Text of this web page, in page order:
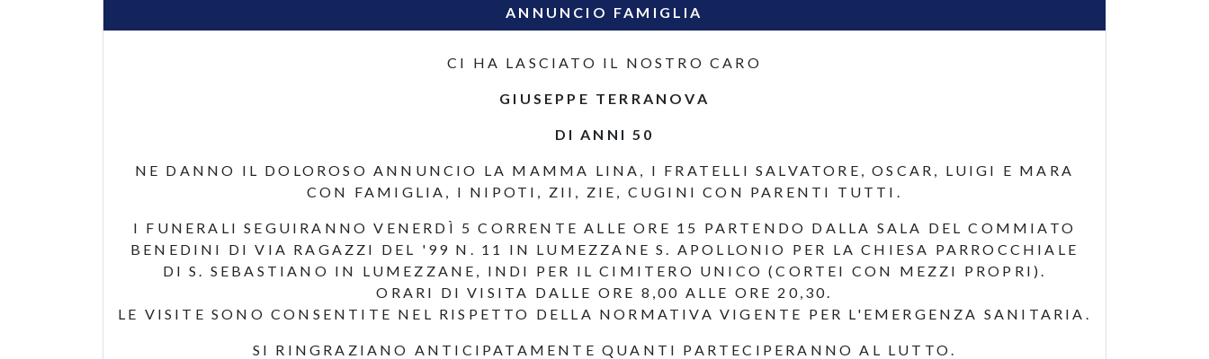
ANNUNCIO FAMIGLIA
CI HA LASCIATO IL NOSTRO CARO
GIUSEPPE TERRANOVA
DI ANNI 50
NE DANNO IL DOLOROSO ANNUNCIO LA MAMMA LINA, I FRATELLI SALVATORE, OSCAR, LUIGI E MARA
CON FAMIGLIA, I NIPOTI, ZII, ZIE, CUGINI CON PARENTI TUTTI.
I FUNERALI SEGUIRANNO VENERDÌ 5 CORRENTE ALLE ORE 15 PARTENDO DALLA SALA DEL COMMIATO
BENEDINI DI VIA RAGAZZI DEL '99 N. 11 IN LUMEZZANE S. APOLLONIO PER LA CHIESA PARROCCHIALE
DI S. SEBASTIANO IN LUMEZZANE, INDI PER IL CIMITERO UNICO (CORTEI CON MEZZI PROPRI).
ORARI DI VISITA DALLE ORE 8,00 ALLE ORE 20,30.
LE VISITE SONO CONSENTITE NEL RISPETTO DELLA NORMATIVA VIGENTE PER L'EMERGENZA SANITARIA.
SI RINGRAZIANO ANTICIPATAMENTE QUANTI PARTECIPERANNO AL LUTTO.